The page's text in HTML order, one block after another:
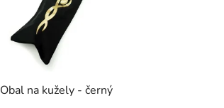
Obal na kužely - černý